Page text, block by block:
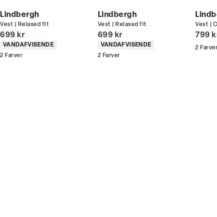
Du kan indløse din bonus 365 dage om året i alle
butikker og online.
Lindbergh
Vest | Relaxed fit
I alt (inkl. rabat)
699 kr
Produkt egenskaber
VANDAFVISENDE
2 Farver
Lindbergh
Vest | Relaxed fit
I alt (inkl. rabat)
699 kr
Produkt egenskaber
VANDAFVISENDE
2 Farver
Vest |
I alt
799
2